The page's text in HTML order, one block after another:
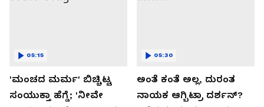
'ಮಂಚದ ಮರ್ಮ' ಬಿಚ್ಚಿಟ್ಟ
ಸಂಯುಕ್ತಾ ಹೆಗ್ಡೆ; 'ನೀವೇ
05:15
ಅಂತೆ ಕಂತೆ ಅಲ್ಲ, ದುರಂತ
ನಾಯಕ ಆಗ್ಬಿಟ್ರಾ ದರ್ಶನ್?
05:30